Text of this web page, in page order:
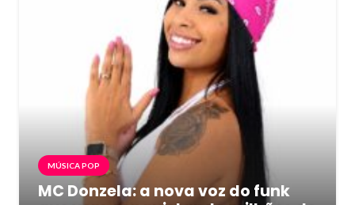
MÚSICA POP
MC Donzela: a nova voz do funk